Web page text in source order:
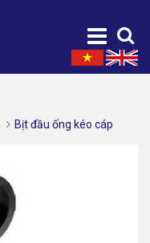
Bịt đầu ống kéo cáp